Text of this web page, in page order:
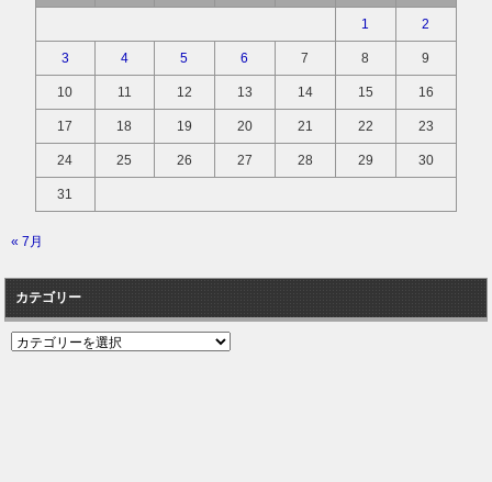
1 2
3 4 5 6 7 8 9
10 11 12 13 14 15 16
17 18 19 20 21 22 23
24 25 26 27 28 29 30
31
« 7月
カテゴリー
カ